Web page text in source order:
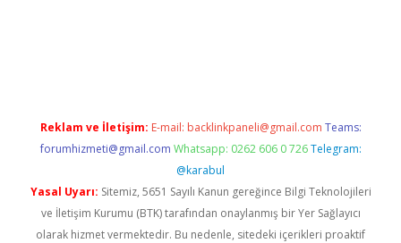
Reklam ve İletişim: E-mail: backlinkpaneli@gmail.com Teams:
forumhizmeti@gmail.com Whatsapp: 0262 606 0 726 Telegram:
@karabul
Yasal Uyarı: Sitemiz, 5651 Sayılı Kanun gereğince Bilgi Teknolojileri
ve İletişim Kurumu (BTK) tarafından onaylanmış bir Yer Sağlayıcı
olarak hizmet vermektedir. Bu nedenle, sitedeki içerikleri proaktif